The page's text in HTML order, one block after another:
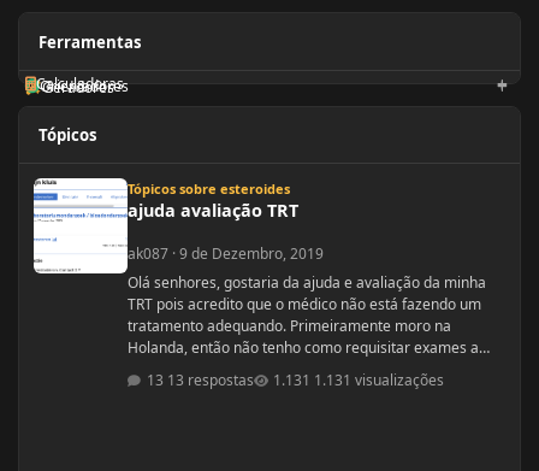
Ferramentas
Geradores
Orientadores
Calculadoras
Tópicos
Tópicos sobre esteroides
ajuda avaliação TRT
ak087 ·9 de Dezembro, 2019
Olá senhores, gostaria da ajuda e avaliação da minha
TRT pois acredito que o médico não está fazendo um
tratamento adequando. Primeiramente moro na
Holanda, então não tenho como requisitar exames a
minha vontade, tenho que ir no médico da familia, este
por sua vez decide ou não se pede os exames. No meu
13 respostas 1.131 visualizações